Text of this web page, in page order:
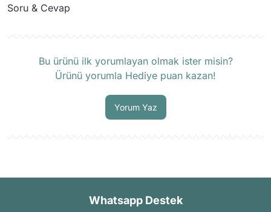
Soru & Cevap
Bu ürünü ilk yorumlayan olmak ister misin?
Ürünü yorumla Hediye puan kazan!
Yorum Yaz
Whatsapp Destek